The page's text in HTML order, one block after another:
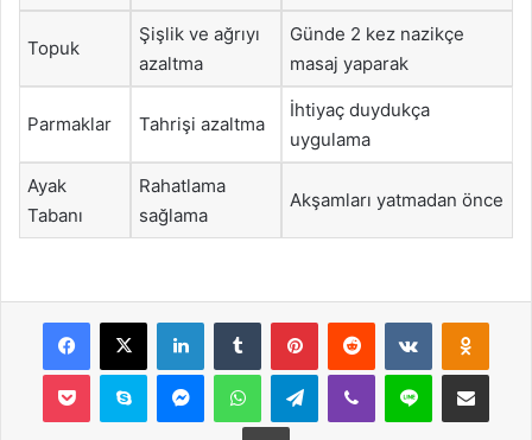
Topuk
Şişlik ve ağrıyı
azaltma
Günde 2 kez nazikçe
masaj yaparak
Parmaklar Tahrişi azaltma
İhtiyaç duydukça
uygulama
Ayak
Tabanı
Rahatlama
sağlama
Akşamları yatmadan önce
Facebook
X LinkedInTumblr PinterestReddit VKontakte
Pocket Skype MessengerWhatsAppTelegramViber Line E-Posta ile
Yazdır